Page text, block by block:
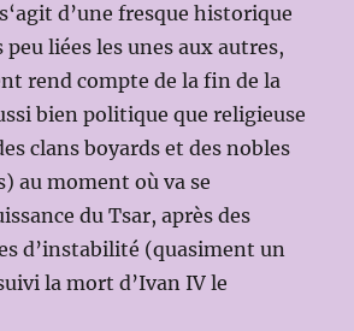
d’une fresque historique
peu liées les unes aux autres,
rend compte de la fin de la
bien politique que religieuse
clans boyards et des nobles
au moment où va se
du Tsar, après des
d’instabilité (quasiment un
la mort d’Ivan IV le